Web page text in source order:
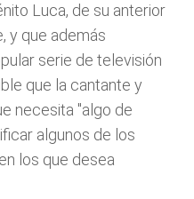
Luca, de su anterior
y que además
serie de televisión
que la cantante y
necesita "algo de
algunos de los
los que desea